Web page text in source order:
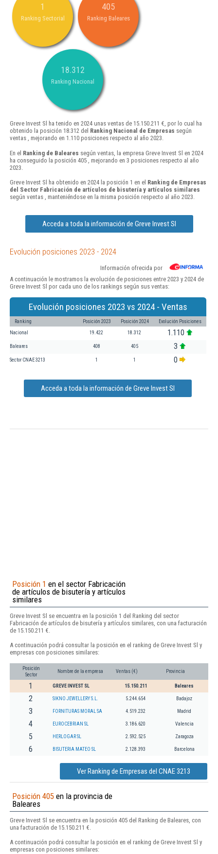
1
Ranking Sectorial
405
Ranking Baleares
18.312
Ranking Nacional
Greve Invest Sl ha tenido en 2024 unas ventas de 15.150.211 €, por lo cual ha
obtenido la posición 18.312 del Ranking Nacional de Empresas según
ventas , mejorando en 1.110 posiciones respecto al año 2023.
En el Ranking de Baleares según ventas, la empresa Greve Invest Sl en 2024
ha conseguido la posición 405 , mejorando en 3 posiciones respecto al año
2023.
Greve Invest Sl ha obtenido en 2024 la posición 1 en el Ranking de Empresas
del Sector Fabricación de artículos de bisutería y artículos similares
según ventas , manteniéndose en la misma posición respecto al año 2023.
Acceda a toda la información de Greve Invest Sl
Evolución posiciones 2023 - 2024
Información ofrecida por
A continuación le mostramos la evolución de posiciones entre 2023 y 2024 de
Greve Invest Sl por cada uno de los rankings según sus ventas:
Evolución posiciones 2023 vs 2024 - Ventas
Ranking Posición 2023 Posición 2024 Evolución Posiciones
Nacional 19.422 18.312 1.110
Baleares 408 405 3
Sector CNAE 3213 1 1 0
Acceda a toda la información de Greve Invest Sl
Posición 1 en el sector Fabricación
de artículos de bisutería y artículos
similares
Greve Invest Sl se encuentra en la posición 1 del Ranking del sector
Fabricación de artículos de bisutería y artículos similares, con una facturación
de 15.150.211 €.
A continuación podrá consultar la posición en el ranking de Greve Invest Sl y
empresas con posiciones similares:
Posición
Sector
Nombre de la empresa Ventas (€) Provincia
1 GREVE INVEST SL 15.150.211 Baleares
2 SIKNO JEWELLERY S.L. 5.244.654 Badajoz
3 FORNITURAS MORAL SA 4.519.232 Madrid
4 EUROCEBRIAN SL 3.186.620 Valencia
5 HERLOGAR SL 2.592.525 Zaragoza
6 BISUTERIA MATEO SL 2.128.393 Barcelona
Ver Ranking de Empresas del CNAE 3213
Posición 405 en la provincia de
Baleares
Greve Invest Sl se encuentra en la posición 405 del Ranking de Baleares, con
una facturación de 15.150.211 €.
A continuación podrá consultar la posición en el ranking de Greve Invest Sl y
empresas con posiciones similares: